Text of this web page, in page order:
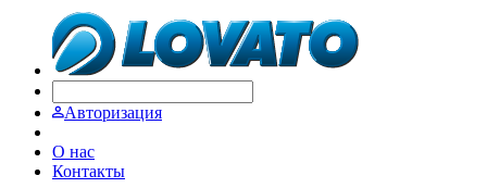
Авторизация
О нас
Контакты